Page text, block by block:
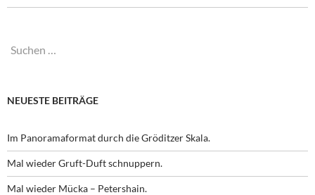
Suchen
NEUESTE BEITRÄGE
Im Panoramaformat durch die Gröditzer Skala.
Mal wieder Gruft-Duft schnuppern.
Mal wieder Mücka – Petershain.